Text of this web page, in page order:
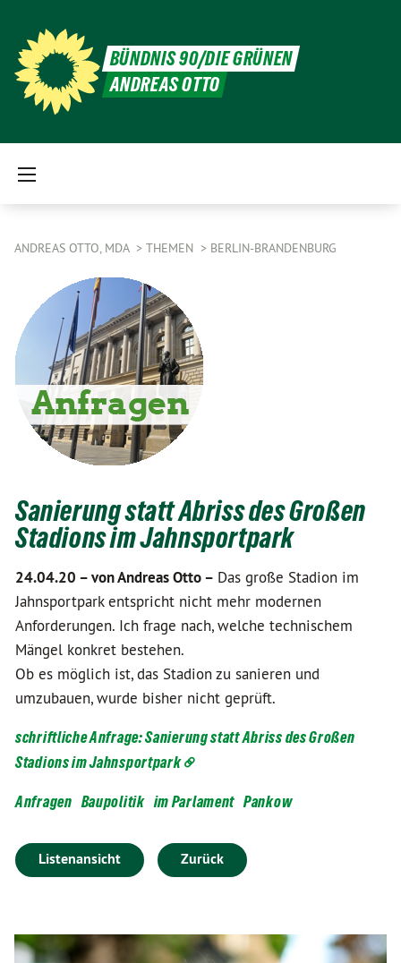
BÜNDNIS 90/DIE GRÜNEN
ANDREAS OTTO
ANDREAS OTTO, MDA THEMEN BERLIN-BRANDENBURG
Sanierung statt Abriss des Großen
Stadions im Jahnsportpark
24.04.20 –von Andreas Otto – Das große Stadion im
Jahnsportpark entspricht nicht mehr modernen
Anforderungen. Ich frage nach, welche technischem
Mängel konkret bestehen.
Ob es möglich ist, das Stadion zu sanieren und
umzubauen, wurde bisher nicht geprüft.
schriftliche Anfrage: Sanierung statt Abriss des Großen
Stadions im Jahnsportpark
Anfragen Baupolitik im Parlament Pankow
Listenansicht Zurück